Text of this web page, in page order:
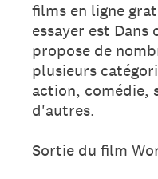
films en ligne
essayer est
propose de
plusieurs
action, comédie,
d'autres.
Sortie du film